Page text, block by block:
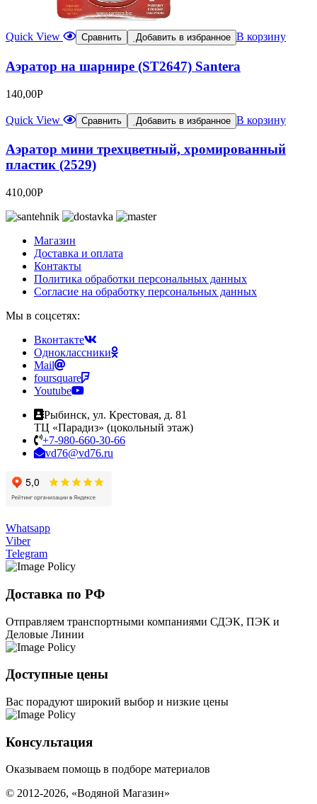
Quick View Сравнить Добавить в избранное В корзину
Аэратор на шарнире (ST2647) Santera
140,00Р
Quick View Сравнить Добавить в избранное В корзину
Аэратор мини трехцветный, хромированный
пластик (2529)
410,00Р
Магазин
Доставка и оплата
Контакты
Политика обработки персональных данных
Согласие на обработку персональных данных
Мы в соцсетях:
Вконтакте
Одноклассники
Mail
foursquare
Youtube
Рыбинск, ул. Крестовая, д. 81
ТЦ «Парадиз» (цокольный этаж)
+7-980-660-30-66
vd76@vd76.ru
Whatsapp
Viber
Telegram
Доставка по РФ
Отправляем транспортными компаниями СДЭК, ПЭК и
Деловые Линии
Доступные цены
Вас порадуют широкий выбор и низкие цены
Консультация
Оказываем помощь в подборе материалов
© 2012-2026, «Водяной Магазин»